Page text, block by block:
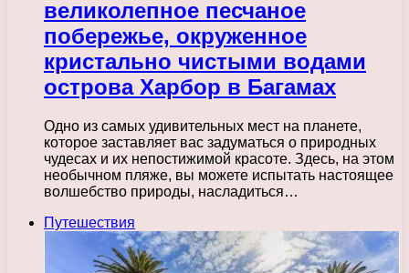
великолепное песчаное
побережье, окруженное
кристально чистыми водами
острова Харбор в Багамах
Одно из самых удивительных мест на планете,
которое заставляет вас задуматься о природных
чудесах и их непостижимой красоте. Здесь, на этом
необычном пляже, вы можете испытать настоящее
волшебство природы, насладиться…
Путешествия